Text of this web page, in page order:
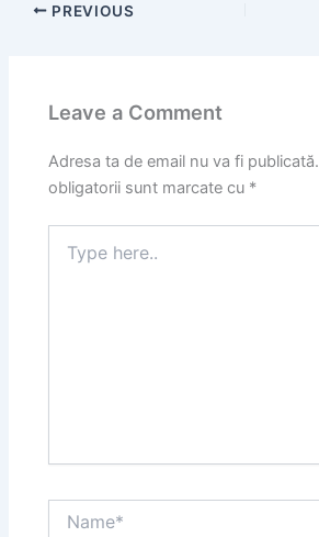
PREVIOUS
Leave a Comment
Adresa ta de email nu va fi publicată.
obligatorii sunt marcate cu *
here..